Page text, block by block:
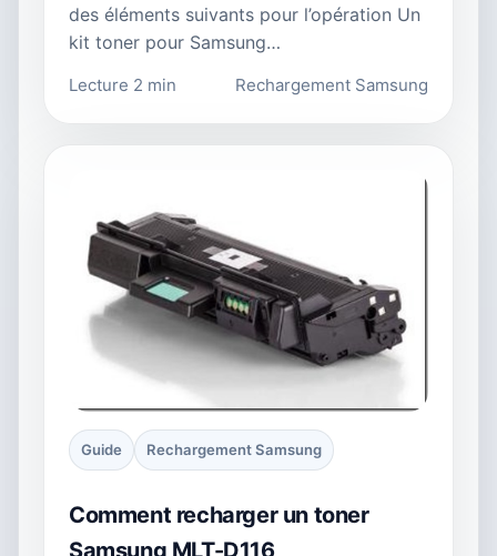
des éléments suivants pour l’opération Un
kit toner pour Samsung…
Lecture 2 min Rechargement Samsung
Guide Rechargement Samsung
Comment recharger un toner
Samsung MLT-D116